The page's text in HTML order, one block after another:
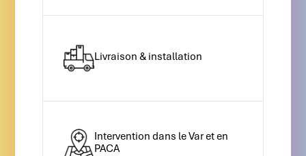
Livraison & installation
Intervention dans le Var et en
PACA